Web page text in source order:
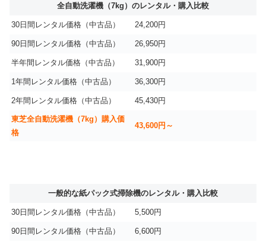
全自動洗濯機（7kg）のレンタル・購入比較
30日間レンタル価格（中古品） 24,200円
90日間レンタル価格（中古品） 26,950円
半年間レンタル価格（中古品） 31,900円
1年間レンタル価格（中古品） 36,300円
2年間レンタル価格（中古品） 45,430円
東芝全自動洗濯機（7kg）購入価
格
43,600円～
一般的な紙パック式掃除機のレンタル・購入比較
30日間レンタル価格（中古品） 5,500円
90日間レンタル価格（中古品） 6,600円